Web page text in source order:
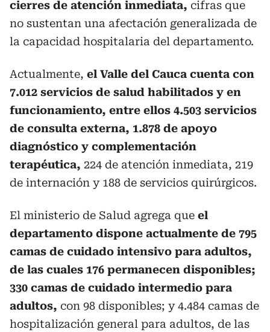
cierres de atención inmediata, cifras que
no sustentan una afectación generalizada de
la capacidad hospitalaria del departamento.
Actualmente, el Valle del Cauca cuenta con
7.012 servicios de salud habilitados y en
funcionamiento, entre ellos 4.503 servicios
de consulta externa, 1.878 de apoyo
diagnóstico y complementación
terapéutica, 224 de atención inmediata, 219
de internación y 188 de servicios quirúrgicos.
El ministerio de Salud agrega que el
departamento dispone actualmente de 795
camas de cuidado intensivo para adultos,
de las cuales 176 permanecen disponibles;
330 camas de cuidado intermedio para
adultos, con 98 disponibles; y 4.484 camas de
hospitalización general para adultos, de las